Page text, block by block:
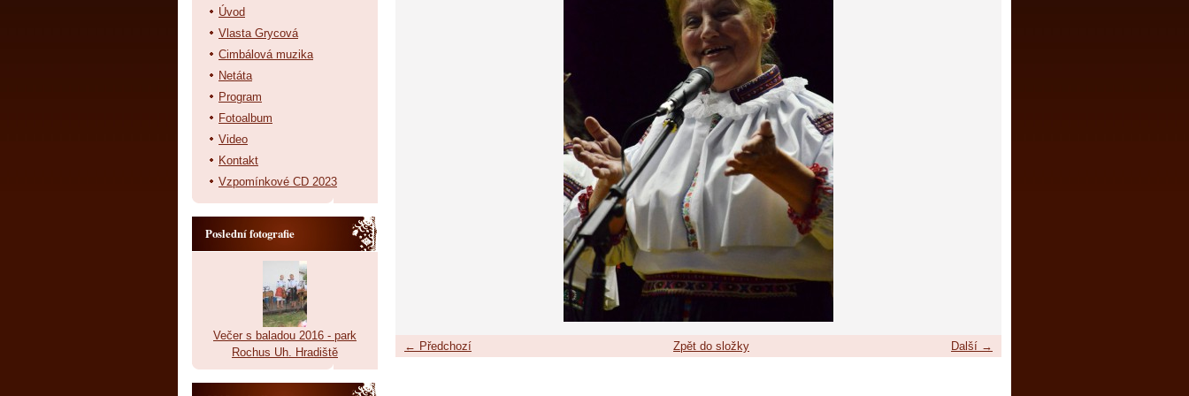
← Předchozí Další →
Zpět do složky
Úvod
Vlasta Grycová
Cimbálová muzika
Netáta
Program
Fotoalbum
Video
Kontakt
Vzpomínkové CD 2023
Poslední fotografie
Večer s baladou 2016 - park
Rochus Uh. Hradiště